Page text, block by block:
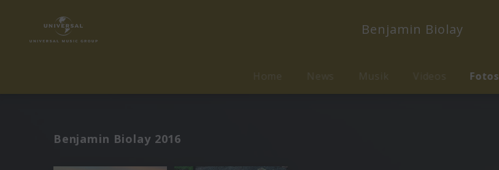
Benjamin Biolay
Home News Musik Videos Fotos
Benjamin Biolay 2016